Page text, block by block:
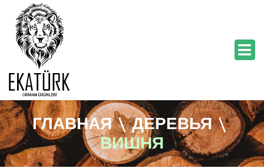
ГЛАВНАЯ \ ДЕРЕВЬЯ \
ВИШНЯ